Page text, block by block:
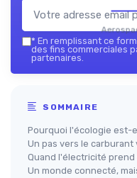
* En remplissant ce
des fins commerciales
partenaires.
SOMMAIRE
Pourquoi l'écologie est-
Un pas vers le carburant
Quand l'électricité prend
Un monde connecté,